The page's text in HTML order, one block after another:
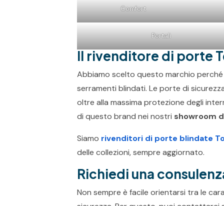
Comfort
Portali
Il rivenditore di porte
Abbiamo scelto questo marchio
serramenti blindati. Le porte di
oltre alla massima protezione degli
di questo brand nei nostri showroom
Siamo rivenditori di porte blindate
delle collezioni, sempre aggiornato.
Richiedi una
Non sempre è facile orientarsi tra le